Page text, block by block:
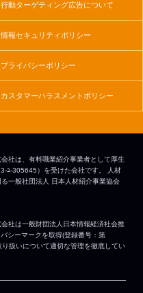
行動ターゲティング広告について
情報セキュリティポリシー
プライバシーポリシー
カスタマーハラスメントポリシー